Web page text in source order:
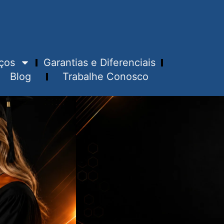
Garantias e Diferenciais
Blog
Trabalhe Conosco